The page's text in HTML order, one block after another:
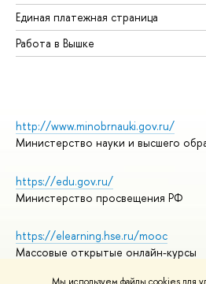
Единая платежная страница
Работа в Вышке
http://www.minobrnauki.gov.ru/
Министерство науки и высшего
https://edu.gov.ru/
Министерство просвещения РФ
https://elearning.hse.ru/mooc
Массовые открытые онлайн-курсы